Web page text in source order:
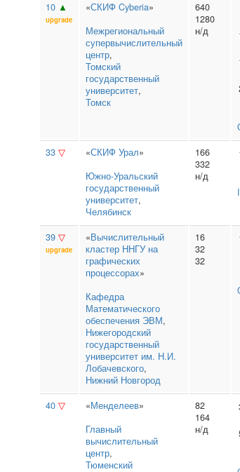
10 ▲
upgrade
«СКИФ Cyberia»
Межрегиональный
супервычислительный
центр,
Томский
государственный
университет,
Томск
640
1280
н/д
33 ▽ «СКИФ Урал»
Южно‑Уральский
государственный
университет,
Челябинск
166
332
н/д
39 ▽
upgrade
«Вычислительный
кластер ННГУ на
графических
процессорах»
Кафедра
Математического
обеспечения ЭВМ,
Нижегородский
государственный
университет им. Н.И.
Лобачевского,
Нижний Новгород
16
32
32
40 ▽ «Менделеев»
Главный
вычислительный
центр,
Тюменский
82
164
н/д